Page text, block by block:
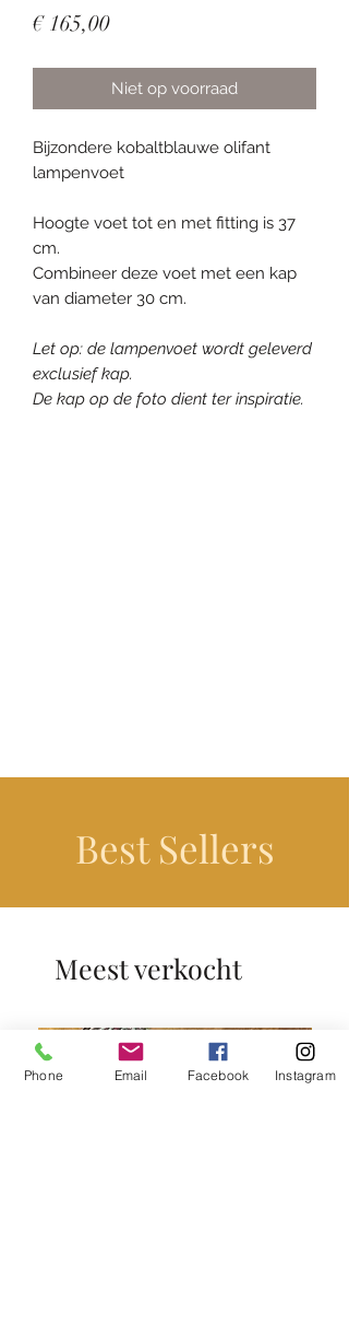
€ 165,00Prijs
Niet op voorraad
Bijzondere kobaltblauwe olifant
lampenvoet
Hoogte voet tot en met fitting is 37
cm.
Combineer deze voet met een kap
van diameter 30 cm.
Let op: de lampenvoet wordt geleverd
exclusief kap.
De kap op de foto dient ter inspiratie.
Best Sellers
Meest verkocht
Phone Email Facebook Instagram